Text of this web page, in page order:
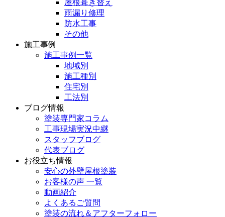
屋根葺き替え
雨漏り修理
防水工事
その他
施工事例
施工事例一覧
地域別
施工種別
住宅別
工法別
ブログ情報
塗装専門家コラム
工事現場実況中継
スタッフブログ
代表ブログ
お役立ち情報
安心の外壁屋根塗装
お客様の声 一覧
動画紹介
よくあるご質問
塗装の流れ＆アフターフォロー